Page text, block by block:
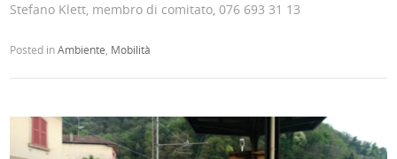
Stefano Klett, membro di comitato, 076 693 31 13
Posted inAmbiente Mobilità